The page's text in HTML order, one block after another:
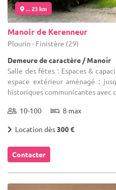
... 23 km
Manoir de Kerenneur
Plourin - Finistère (29)
Demeure de caractère / Manoir
Salle des fêtes : Espaces &
espace extérieur aménagé :
historiques communicantes avec
10-100 8 max
Location dès300 €
Contacter